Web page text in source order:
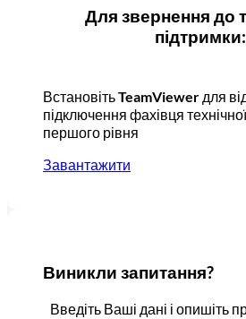
Для звернення до
підтримки:
ВстановітьTeamViewer для
підключення фахівця
першого рівня
Завантажити
Виникли запитання?
Введіть Ваші дані і опишіть